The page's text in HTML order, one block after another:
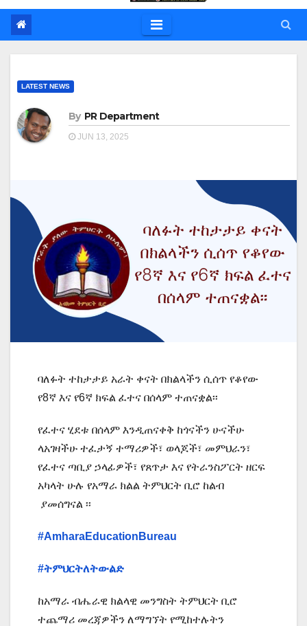
LATEST NEWS
By PR Department
JUN 13, 2025
ባለፉት ተከታታይ አራት ቀናት በክልላችን ሲሰጥ የቆየው
የ8ኛ እና የ6ኛ ክፍል ፈተና በሰላም ተጠናቋል፡፡
የፈተና ሂደቱ በሰላም እንዲጠናቀቅ ከጎናችን ሁናችሁ
ላአገዛችሁ ተፈታኝ ተማሪዎች፣ ወላጆች፣ መምህራን፣
የፈተና ጣቢያ ኃላፊዎች፣ የጸጥታ እና የትራንስፖርት ዘርፍ
አካላት ሁሉ የአማራ ክልል ትምህርት ቢሮ ከልብ
ያመሰግናል ፡፡
#AmharaEducationBureau
#ትምህርትለትውልድ
ከአማራ ብሔራዊ ክልላዊ መንግስት ትምህርት ቢሮ
ተጨማሪ መረጃዎችን ለማግኘት የሚከተሉትን